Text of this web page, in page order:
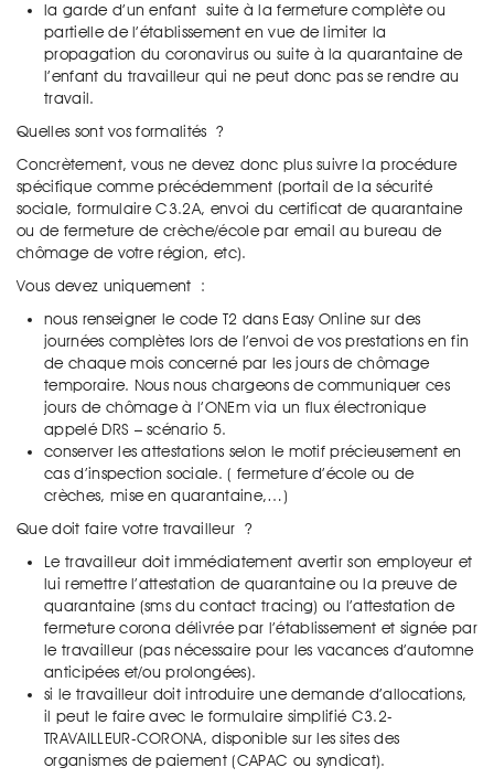
la garde d’un enfant suite à la fermeture complète ou
partielle de l’établissement en vue de limiter la
propagation du coronavirus ou suite à la quarantaine de
l’enfant du travailleur qui ne peut donc pas se rendre au
travail.
Quelles sont vos formalités ?
Concrètement, vous ne devez donc plus suivre la procédure
spécifique comme précédemment (portail de la sécurité
sociale, formulaire C3.2A, envoi du certificat de quarantaine
ou de fermeture de crèche/école par email au bureau de
chômage de votre région, etc).
Vous devez uniquement :
nous renseigner le code T2 dans Easy Online sur des
journées complètes lors de l’envoi de vos prestations en fin
de chaque mois concerné par les jours de chômage
temporaire. Nous nous chargeons de communiquer ces
jours de chômage à l’ONEm via un flux électronique
appelé DRS – scénario 5.
conserver les attestations selon le motif précieusement en
cas d’inspection sociale. ( fermeture d’école ou de
crèches, mise en quarantaine,…)
Que doit faire votre travailleur ?
Le travailleur doit immédiatement avertir son employeur et
lui remettre l’attestation de quarantaine ou la preuve de
quarantaine (sms du contact tracing) ou l’attestation de
fermeture corona délivrée par l’établissement et signée par
le travailleur (pas nécessaire pour les vacances d’automne
anticipées et/ou prolongées).
si le travailleur doit introduire une demande d’allocations,
il peut le faire avec le formulaire simplifié C3.2-
TRAVAILLEUR-CORONA, disponible sur les sites des
organismes de paiement (CAPAC ou syndicat).